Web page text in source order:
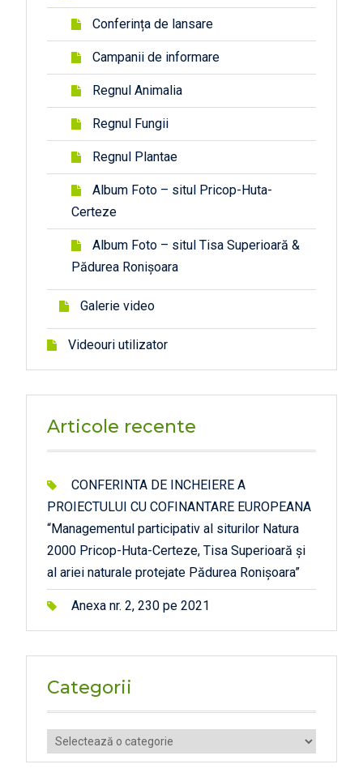
Conferința de lansare
Campanii de informare
Regnul Animalia
Regnul Fungii
Regnul Plantae
Album Foto – situl Pricop-Huta-
Certeze
Album Foto – situl Tisa Superioară &
Pădurea Ronișoara
Galerie video
Videouri utilizator
Articole recente
CONFERINTA DE INCHEIERE A
PROIECTULUI CU COFINANTARE EUROPEANA
“Managementul participativ al siturilor Natura
2000 Pricop-Huta-Certeze, Tisa Superioară și
al ariei naturale protejate Pădurea Ronișoara”
Anexa nr. 2, 230 pe 2021
Categorii
Categorii